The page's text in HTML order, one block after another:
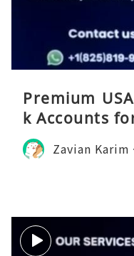
Premium
k Accounts
Zavian Karim